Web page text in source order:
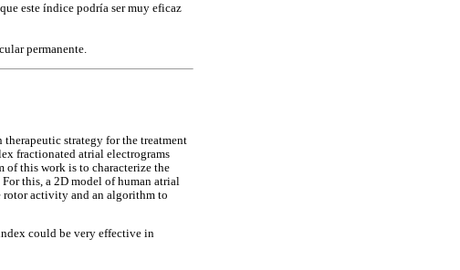
este índice podría ser muy eficaz
permanente.
strategy for the treatment
fractionated atrial electrograms
of this work is to characterize the
this, a 2D model of human atrial
rotor activity and an algorithm to
could be very effective in